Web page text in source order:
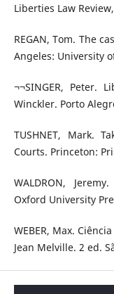
Liberties Law
REGAN, Tom. The
Angeles: University
¬¬SINGER, Peter.
Winckler. Porto
TUSHNET, Mark.
Courts. Princeton:
WALDRON,
Oxford University
WEBER, Max.
Jean Melville. 2 ed.